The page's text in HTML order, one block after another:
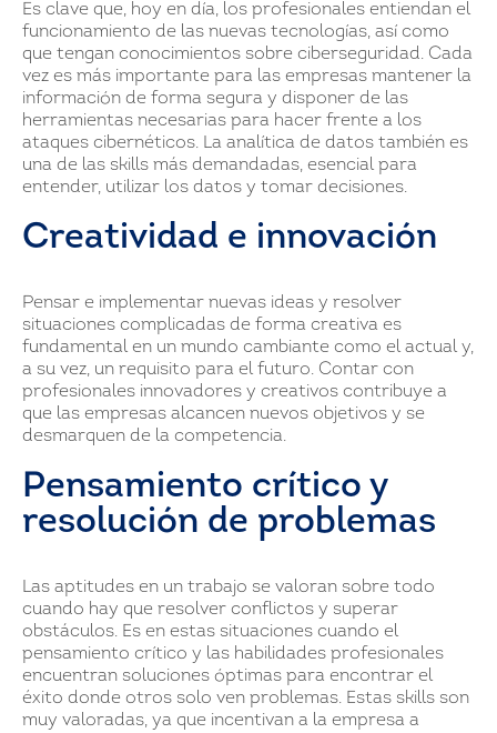
Es clave que, hoy en día, los profesionales entiendan el
funcionamiento de las nuevas tecnologías, así como
que tengan conocimientos sobre ciberseguridad. Cada
vez es más importante para las empresas mantener la
información de forma segura y disponer de las
herramientas necesarias para hacer frente a los
ataques cibernéticos. La analítica de datos también es
una de las skills más demandadas, esencial para
entender, utilizar los datos y tomar decisiones.
Creatividad e innovación
Pensar e implementar nuevas ideas y resolver
situaciones complicadas de forma creativa es
fundamental en un mundo cambiante como el actual y,
a su vez, un requisito para el futuro. Contar con
profesionales innovadores y creativos contribuye a
que las empresas alcancen nuevos objetivos y se
desmarquen de la competencia.
Pensamiento crítico y
resolución de problemas
Las aptitudes en un trabajo se valoran sobre todo
cuando hay que resolver conflictos y superar
obstáculos. Es en estas situaciones cuando el
pensamiento crítico y las habilidades profesionales
encuentran soluciones óptimas para encontrar el
éxito donde otros solo ven problemas. Estas skills son
muy valoradas, ya que incentivan a la empresa a